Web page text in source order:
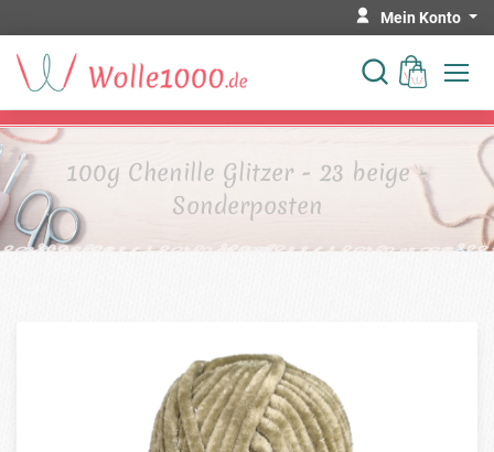
Mein Konto
100g Chenille Glitzer - 23 beige -
Sonderposten